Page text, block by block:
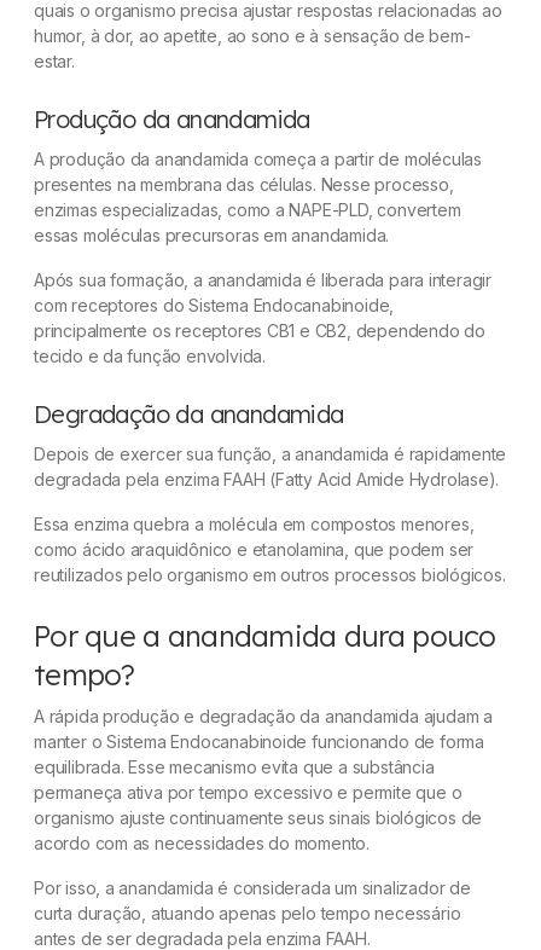
quais o organismo precisa ajustar respostas relacionadas ao
humor, à dor, ao apetite, ao sono e à sensação de bem-
estar.
Produção da anandamida
A produção da anandamida começa a partir de moléculas
presentes na membrana das células. Nesse processo,
enzimas especializadas, como a NAPE-PLD, convertem
essas moléculas precursoras em anandamida.
Após sua formação, a anandamida é liberada para interagir
com receptores do Sistema Endocanabinoide,
principalmente os receptores CB1 e CB2, dependendo do
tecido e da função envolvida.
Degradação da anandamida
Depois de exercer sua função, a anandamida é rapidamente
degradada pela enzima FAAH (Fatty Acid Amide Hydrolase).
Essa enzima quebra a molécula em compostos menores,
como ácido araquidônico e etanolamina, que podem ser
reutilizados pelo organismo em outros processos biológicos.
Por que a anandamida dura pouco
tempo?
A rápida produção e degradação da anandamida ajudam a
manter o Sistema Endocanabinoide funcionando de forma
equilibrada. Esse mecanismo evita que a substância
permaneça ativa por tempo excessivo e permite que o
organismo ajuste continuamente seus sinais biológicos de
acordo com as necessidades do momento.
Por isso, a anandamida é considerada um sinalizador de
curta duração, atuando apenas pelo tempo necessário
antes de ser degradada pela enzima FAAH.